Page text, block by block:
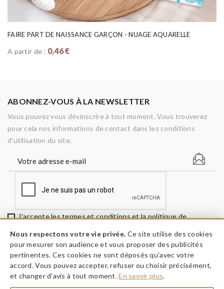
FAIRE PART DE NAISSANCE GARÇON - NUAGE AQUARELLE
A partir de : 0,46 €
ABONNEZ-VOUS À LA NEWSLETTER
Vous pouvez vous désinscrire à tout moment. Vous trouverez
pour cela nos informations de contact dans les conditions
d'utilisation du site.
J'accepte les termes et conditions et la politique de
INFORMATIONS keyboard_arrow_down
Nous respectons votre vie privée. Ce site utilise des cookies
pour mesurer son audience et vous proposer des publicités
pertinentes. Ces cookies ne sont déposés qu'avec votre
accord. Vous pouvez accepter, refuser ou choisir précisément,
et changer d'avis à tout moment.En savoir plus.